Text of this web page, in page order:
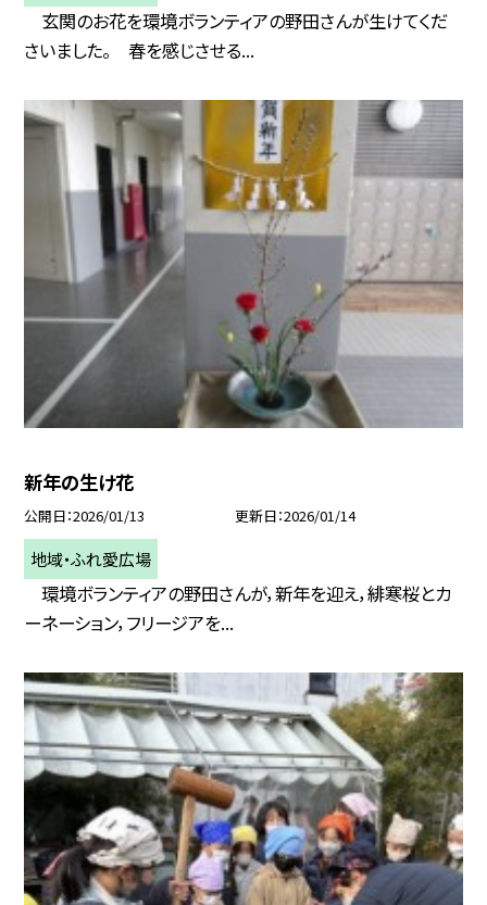
玄関のお花を環境ボランティアの野田さんが生けてくだ
さいました。 春を感じさせる...
新年の生け花
公開日 2026/01/13 更新日 2026/01/14
地域・ふれ愛広場
環境ボランティアの野田さんが，新年を迎え，緋寒桜とカ
ーネーション，フリージアを...